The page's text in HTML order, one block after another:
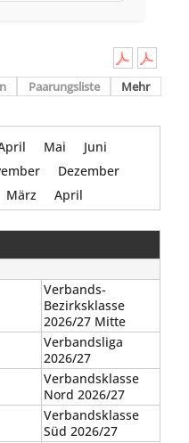
Paarungsliste Mehr
Mai
Juni
Dezember
März April
Verbands-
Bezirksklasse
2026/27 Mitte
Verbandsliga
2026/27
Verbandsklasse
Nord 2026/27
Verbandsklasse
Süd 2026/27